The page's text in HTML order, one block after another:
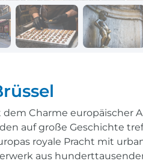
Charme
auf große Geschichte
royale Pracht mit
aus